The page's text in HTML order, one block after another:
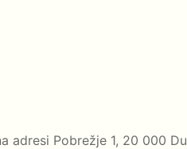
adresi Pobrežje 1, 20 000